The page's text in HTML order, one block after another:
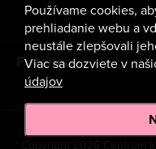
Používame cookies,
prehliadanie webu a
neustále zlepšovali
Viac sa dozviete v
údajov
Facebook